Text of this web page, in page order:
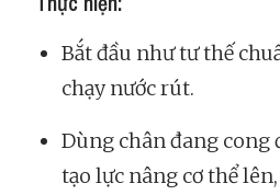
Bắt đầu như tư thế
chạy nước rút.
Dùng chân đang cong
tạo lực nâng cơ thể